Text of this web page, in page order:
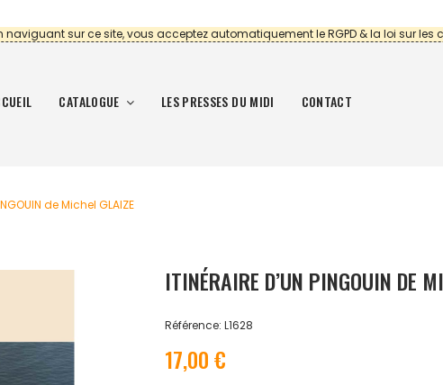
naviguant sur ce site, vous acceptez automatiquement le RGPD & la loi sur les
CATALOGUE LES PRESSES DU MIDI CONTACT
de Michel GLAIZE
ITINÉRAIRE D’UN PINGOUIN DE
Référence: L1628
17,00 €